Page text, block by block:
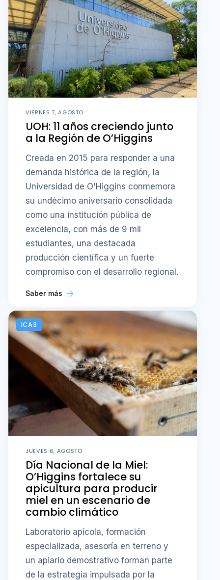
VIERNES 7, AGOSTO
UOH: 11 años creciendo junto
a la Región de O’Higgins
Creada en 2015 para responder a una
demanda histórica de la región, la
Universidad de O'Higgins conmemora
su undécimo aniversario consolidada
como una institución pública de
excelencia, con más de 9 mil
estudiantes, una destacada
producción científica y un fuerte
compromiso con el desarrollo regional.
Saber más
ICA3
JUEVES 6, AGOSTO
Día Nacional de la Miel:
O’Higgins fortalece su
apicultura para producir
miel en un escenario de
cambio climático
Laboratorio apícola, formación
especializada, asesoría en terreno y
un apiario demostrativo forman parte
de la estrategia impulsada por la